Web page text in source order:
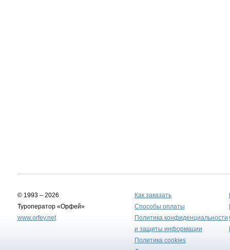
© 1993 – 2026
Туроператор «Орфей»
www.orfey.net
Как заказать
Способы оплаты
Политика конфиденциальности
и защиты информации
Политика cookies